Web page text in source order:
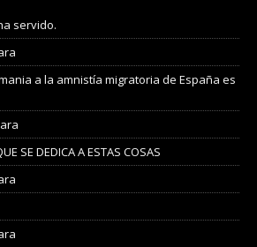
servido.
a la amnistía migratoria de España es
SE DEDICA A ESTAS COSAS